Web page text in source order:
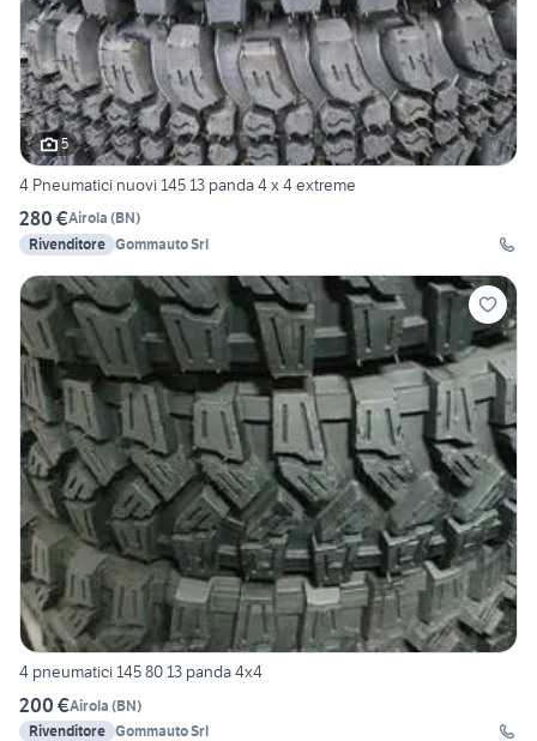
5
4 Pneumatici nuovi 145 13 panda 4 x 4 extreme
280 €Airola (BN)
Rivenditore Gommauto Srl
4 pneumatici 145 80 13 panda 4x4
200 €Airola (BN)
Rivenditore Gommauto Srl